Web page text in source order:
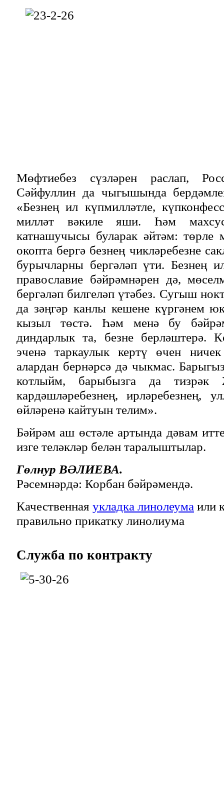
Мөфтиебез сүзләрен раслап,
Сәйфуллин да чыгышында
«Безнең ил күпмилләтле,
милләт вәкиле яши. Һәм
катнашучысы буларак әйтәм: төрле
окопта бергә безнең чикләребезне
бурычларны бергәләп үти. Безнең
православие бәйрәмнәрен дә,
бергәләп билгеләп үтәбез. Сугыш
да зәңгәр канлы кешене күргәнем
кызыл төстә. Һәм менә бу
диндарлык та, безне берләштерә.
эченә таркаулык кертү өчен
алардан бернәрсә дә чыкмас.
котлыйм, барыбызга да
кардәшләребезнең, ирләребезнең,
өйләренә кайтуын телим».
Бәйрәм аш өстәле артында дәвам
изге теләкләр белән таралыштылар.
Гөлнур ВӘЛИЕВА.
Рәсемнәрдә: Корбан бәйрәмендә.
Качественная укладка линолеума или
правильно прикатку линолиума
Служба по контракту